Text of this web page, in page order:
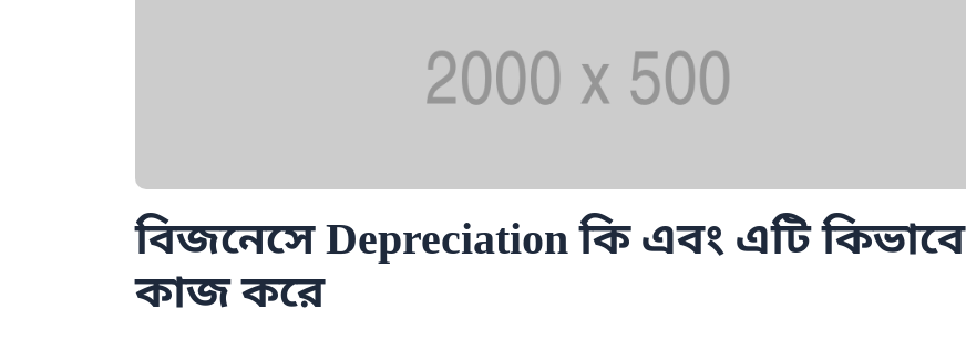
বিজনেসে Depreciation কি এবং এটি কিভাবে
কাজ করে